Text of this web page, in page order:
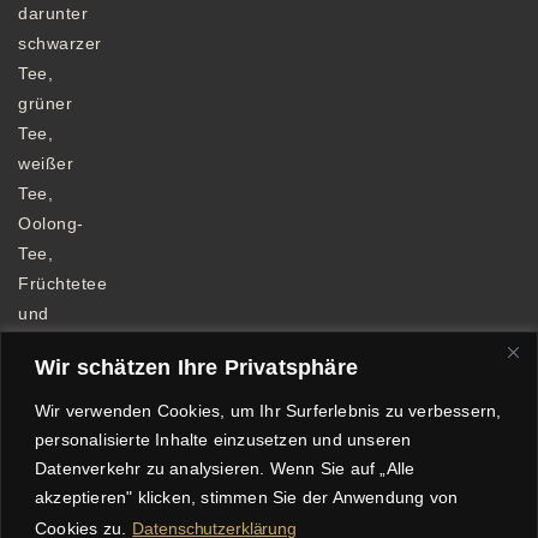
Wir schätzen Ihre Privatsphäre
Wir verwenden Cookies, um Ihr Surferlebnis zu verbessern,
personalisierte Inhalte einzusetzen und unseren
Datenverkehr zu analysieren. Wenn Sie auf „Alle
akzeptieren" klicken, stimmen Sie der Anwendung von
Cookies zu.
Datenschutzerklärung
darunter
schwarzer
Tee,
grüner
Tee,
weißer
Tee,
Oolong-
Tee,
Früchtetee
und
Allgemeine Geschäftsbedingungen
DatenschutzerklärungImpressum